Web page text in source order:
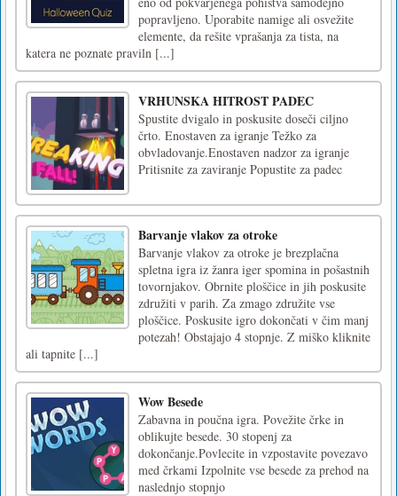
popravljeno. Uporabite namige ali osvežite
elemente, da rešite vprašanja za tista, na
katera ne poznate praviln [...]
VRHUNSKA HITROST PADEC
Spustite dvigalo in poskusite doseči ciljno
črto. Enostaven za igranje Težko za
obvladovanje.Enostaven nadzor za igranje
Pritisnite za zaviranje Popustite za padec
Barvanje vlakov za otroke
Barvanje vlakov za otroke je brezplačna
spletna igra iz žanra iger spomina in pošastnih
tovornjakov. Obrnite ploščice in jih poskusite
združiti v parih. Za zmago združite vse
ploščice. Poskusite igro dokončati v čim manj
potezah! Obstajajo 4 stopnje. Z miško kliknite
ali tapnite [...]
Wow Besede
Zabavna in poučna igra. Povežite črke in
oblikujte besede. 30 stopenj za
dokončanje.Povlecite in vzpostavite povezavo
med črkami Izpolnite vse besede za prehod na
naslednjo stopnjo